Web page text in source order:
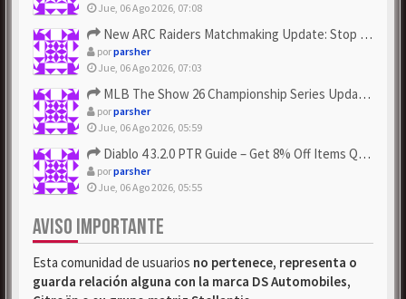
Jue, 06 Ago 2026, 07:08
New ARC Raiders Matchmaking Update: Stop Failed - Grab Bluep...
porparsher
Jue, 06 Ago 2026, 07:03
MLB The Show 26 Championship Series Update! Get Cheap & ...
porparsher
Jue, 06 Ago 2026, 05:59
Diablo 4 3.2.0 PTR Guide – Get 8% Off Items Quickly to Test ...
porparsher
Jue, 06 Ago 2026, 05:55
AVISO IMPORTANTE
Esta comunidad de usuarios no pertenece, representa o
guarda relación alguna con la marca DS Automobiles,